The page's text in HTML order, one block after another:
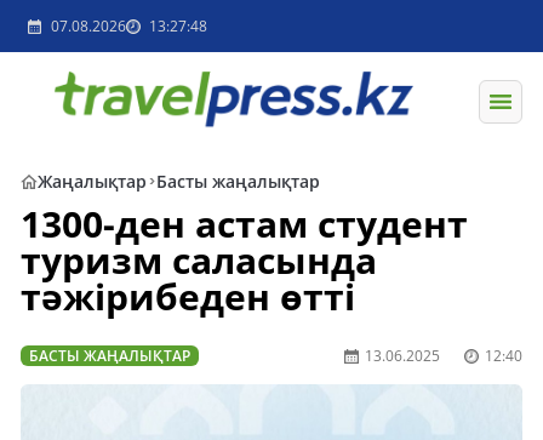
07.08.2026 13:27:48
Жаңалықтар Басты жаңалықтар
1300-ден астам студент
туризм саласында
тәжірибеден өтті
БАСТЫ ЖАҢАЛЫҚТАР 13.06.2025 12:40